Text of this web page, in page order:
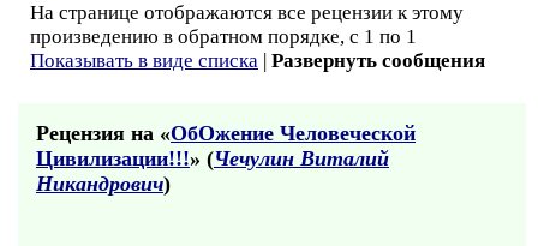
На странице отображаются все рецензии к этому
произведению в обратном порядке, с 1 по 1
Показывать в виде списка | Развернуть сообщения
Рецензия на «ОбОжение Человеческой
Цивилизации!!!» (Чечулин Виталий
Никандрович)